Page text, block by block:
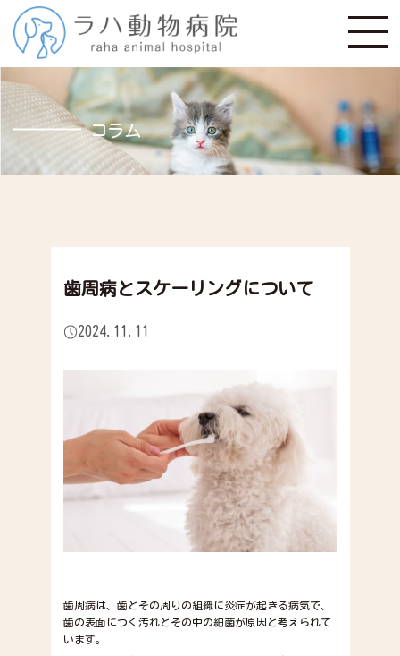
コラム
歯周病とスケーリングについて
2024.11.11
歯周病は、歯とその周りの組織に炎症が起きる病気で、
歯の表面につく汚れとその中の細菌が原因と考えられて
います。